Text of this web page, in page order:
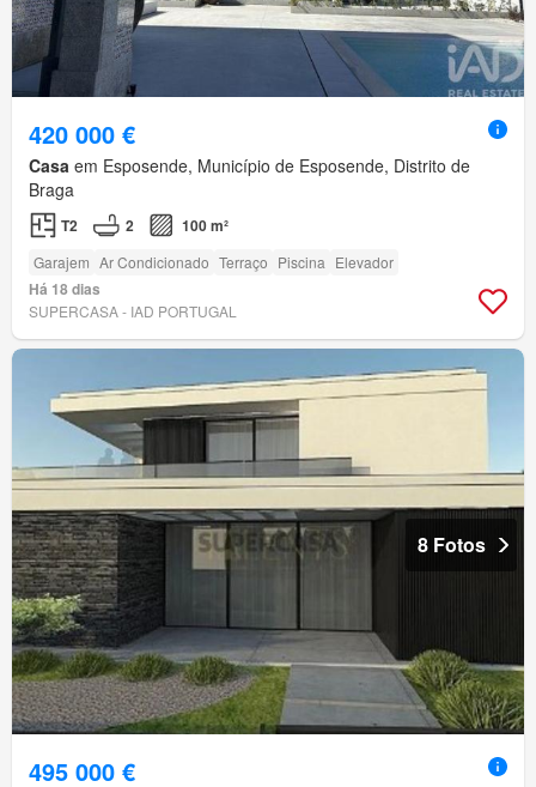
420 000 €
Casa em Esposende, Município de Esposende, Distrito de
Braga
T2 2 100 m²
Garajem Ar Condicionado Terraço Piscina Elevador
Há 18 dias
SUPERCASA - IAD PORTUGAL
8 Fotos
495 000 €